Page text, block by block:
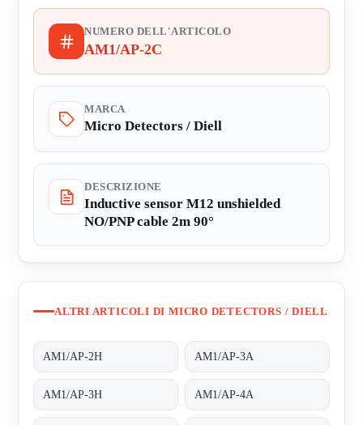
NUMERO DELL'ARTICOLO
AM1/AP-2C
MARCA
Micro Detectors / Diell
DESCRIZIONE
Inductive sensor M12 unshielded
NO/PNP cable 2m 90°
ALTRI ARTICOLI DI MICRO DETECTORS / DIELL
AM1/AP-2H AM1/AP-3A
AM1/AP-3H AM1/AP-4A